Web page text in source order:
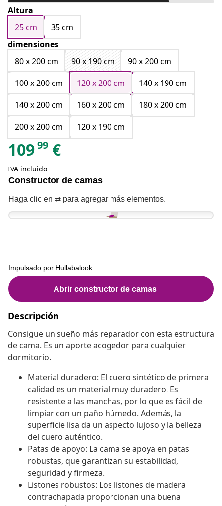
Altura
25 cm
35 cm
dimensiones
80 x 200 cm
90 x 190 cm
90 x 200 cm
100 x 200 cm
120 x 200 cm
140 x 190 cm
140 x 200 cm
160 x 200 cm
180 x 200 cm
200 x 200 cm
120 x 190 cm
10999 €
IVA incluido
Descripción
Consigue un sueño más reparador con esta estructura
de cama. Es un aporte acogedor para cualquier
dormitorio.
Material duradero: El cuero sintético de primera
calidad es un material muy duradero. Es
resistente a las manchas, por lo que es fácil de
limpiar con un paño húmedo. Además, la
superficie lisa da un aspecto lujoso y la belleza
del cuero auténtico.
Patas de apoyo: La cama se apoya en patas
robustas, que garantizan su estabilidad,
seguridad y firmeza.
Listones robustos: Los listones de madera
contrachapada proporcionan una buena